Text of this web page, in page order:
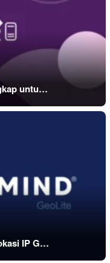
untu…
IP G…